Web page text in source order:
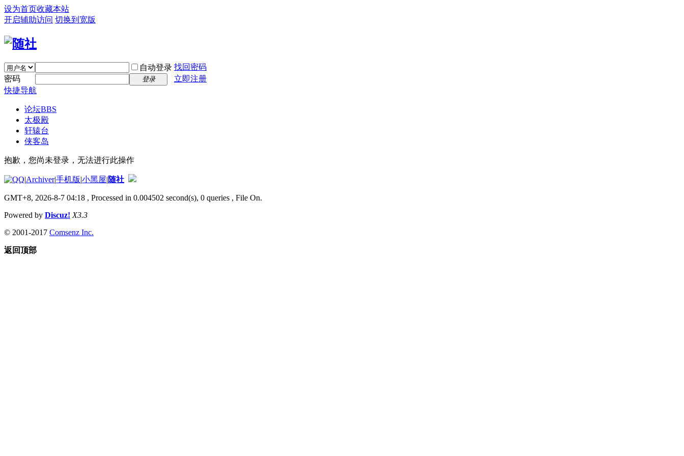
设为首页收藏本站
开启辅助访问 切换到宽版
自动登录 找回密码
密码
登录
立即注册
快捷导航
论坛BBS
太极殿
轩辕台
侠客岛
抱歉，您尚未登录，无法进行此操作
|Archiver|手机版|小黑屋|随社
GMT+8, 2026-8-7 04:18 , Processed in 0.004502 second(s), 0 queries , File On.
Powered by Discuz! X3.3
© 2001-2017 Comsenz Inc.
返回顶部